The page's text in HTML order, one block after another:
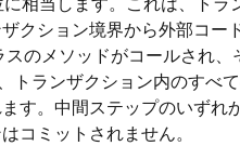
クション境界から外部コー
のメソッドがコールされ、
ランザクション内のすべ
す。中間ステップのいずれ
コミットされません。